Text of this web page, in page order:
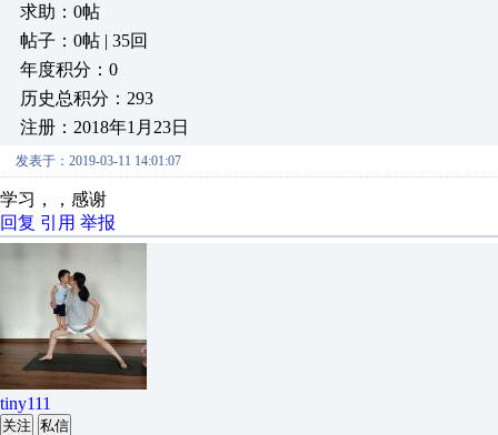
求助：0帖
帖子：0帖 | 35回
年度积分：0
历史总积分：293
注册：2018年1月23日
发表于：2019-03-11 14:01:07
学习，，感谢
回复 引用 举报
tiny111
关注 私信